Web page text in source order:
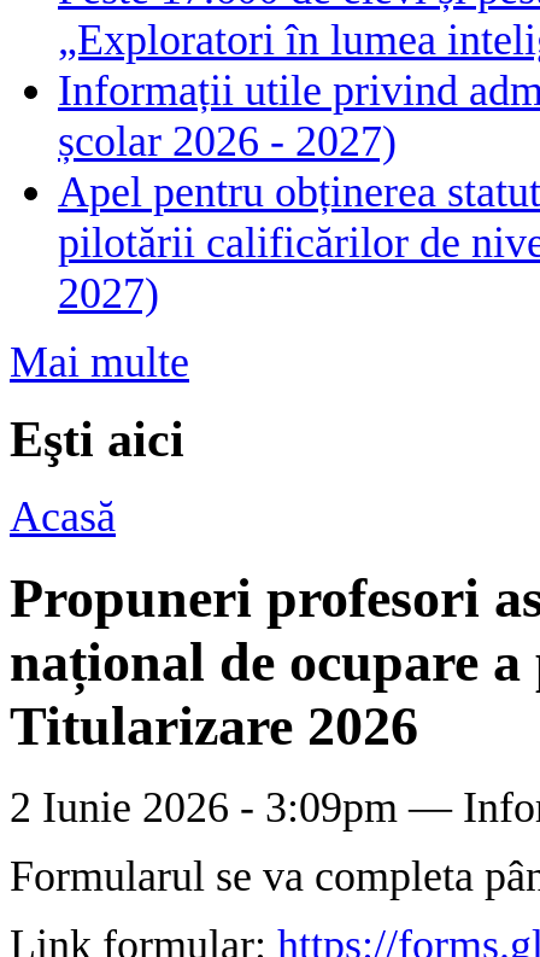
„Exploratori în lumea
Informații utile privind
școlar 2026 - 2027)
Apel pentru obținerea
pilotării calificărilor de
2027)
Mai multe
Eşti aici
Acasă
Propuneri profesori
național de ocupare
Titularizare 2026
2 Iunie 2026 - 3:09pm —
Formularul se va completa
Link formular: https://